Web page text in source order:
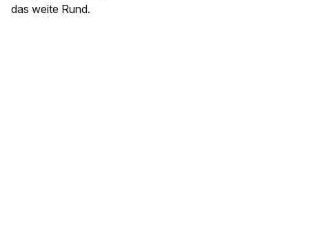
das weite Rund.